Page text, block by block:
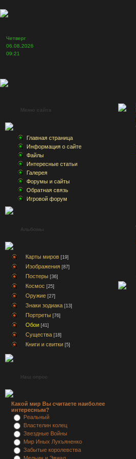
Четверг
06.08.2026
09:21
Меню сайта
Главная страница
Информация о сайте
Файлы
Интересные статьи
Галерея
Форумы и сайты
Обратная связь
Игровой форум
Альбомы
Карты миров [19]
Изображения [87]
Постеры [36]
Космос [25]
Оружие [27]
Знаки зодиака [13]
Портреты [76]
Обои [41]
Существа [18]
Книги и свитки [5]
Наш опрос
Какой мир Вы считаете наиболее
интересным?
Реальный
Властелин колец
Звездные Войны
Мир Иных Лукъяненко
Забытые королевства